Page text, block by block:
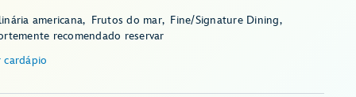
cardápio
americana Frutos do mar
Fine/Signature Dining
recomendado reservar